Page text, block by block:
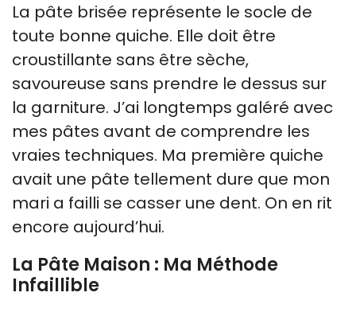
La pâte brisée représente le socle de
toute bonne quiche. Elle doit être
croustillante sans être sèche,
savoureuse sans prendre le dessus sur
la garniture. J’ai longtemps galéré avec
mes pâtes avant de comprendre les
vraies techniques. Ma première quiche
avait une pâte tellement dure que mon
mari a failli se casser une dent. On en rit
encore aujourd’hui.
La Pâte Maison : Ma Méthode
Infaillible